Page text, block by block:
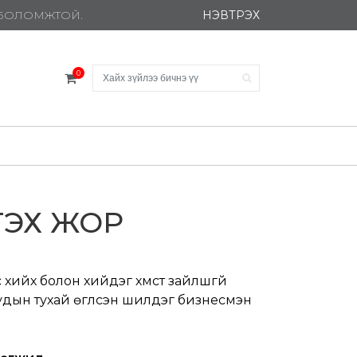
БОЛОМЖТОЙ. НЭВТРЭХ
0
ЖОР
болон хийдэг хүмүүст зайлшгүй
тухай өгүүлсэн шилдэг бизнесмэн